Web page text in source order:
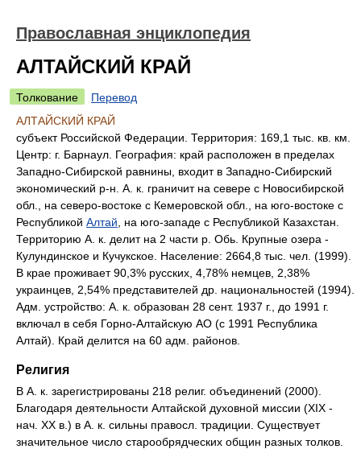
Православная энциклопедия
АЛТАЙСКИЙ КРАЙ
Толкование
Перевод
АЛТАЙСКИЙ КРАЙ
субъект Российской Федерации. Территория: 169,1 тыс. кв. км.
Центр: г. Барнаул. География: край расположен в пределах
Западно-Сибирской равнины, входит в Западно-Сибирский
экономический р-н. А. к. граничит на севере с Новосибирской
обл., на северо-востоке с Кемеровской обл., на юго-востоке с
Республикой Алтай , на юго-западе с Республикой Казахстан.
Территорию А. к. делит на 2 части р. Обь. Крупные озера -
Кулундинское и Кучукское. Население: 2664,8 тыс. чел. (1999).
В крае проживает 90,3% русских, 4,78% немцев, 2,38%
украинцев, 2,54% представителей др. национальностей (1994).
Адм. устройство: А. к. образован 28 сент. 1937 г., до 1991 г.
включал в себя Горно-Алтайскую АО (с 1991 Республика
Алтай). Край делится на 60 адм. районов.
Религия
В А. к. зарегистрированы 218 религ. объединений (2000).
Благодаря деятельности Алтайской духовной миссии (XIX -
нач. XX в.) в А. к. сильны правосл. традиции. Существует
значительное число старообрядческих общин разных толков.